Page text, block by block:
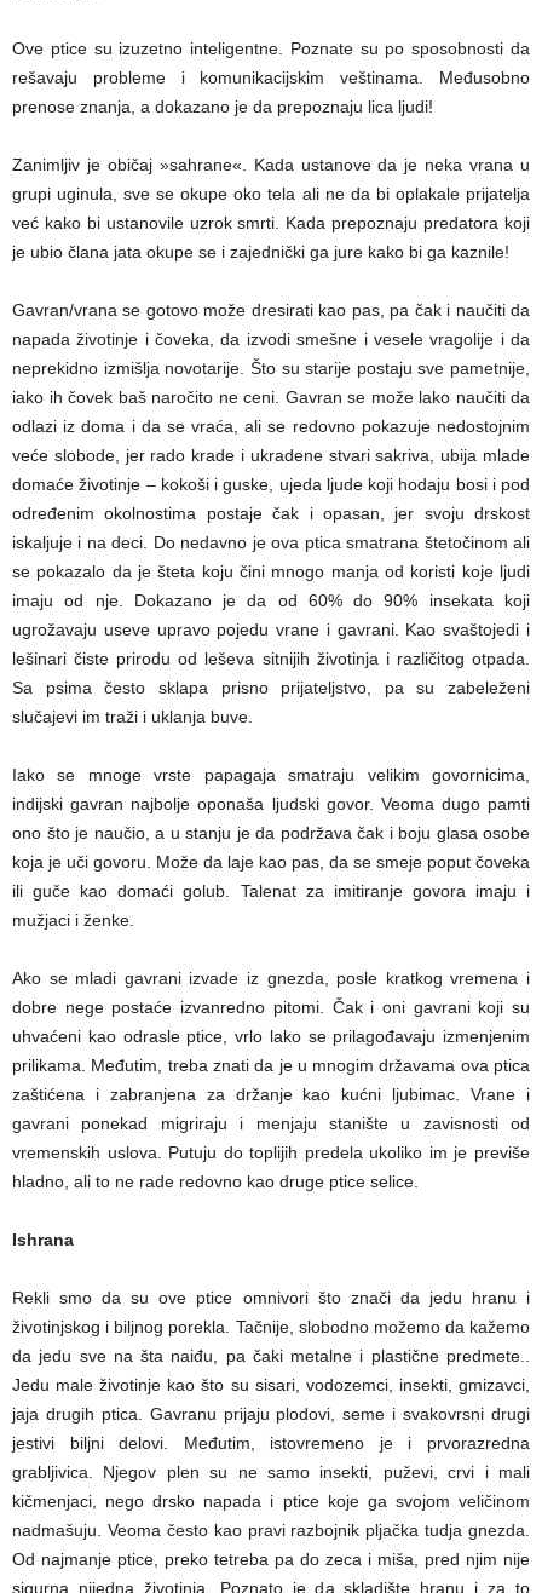
Ove ptice su izuzetno inteligentne. Poznate su po sposobnosti da
rešavaju probleme i komunikacijskim veštinama. Međusobno
prenose znanja, a dokazano je da prepoznaju lica ljudi!
Zanimljiv je običaj »sahrane«. Kada ustanove da je neka vrana u
grupi uginula, sve se okupe oko tela ali ne da bi oplakale prijatelja
već kako bi ustanovile uzrok smrti. Kada prepoznaju predatora koji
je ubio člana jata okupe se i zajednički ga jure kako bi ga kaznile!
Gavran/vrana se gotovo može dresirati kao pas, pa čak i naučiti da
napada životinje i čoveka, da izvodi smešne i vesele vragolije i da
neprekidno izmišlja novotarije. Što su starije postaju sve pametnije,
iako ih čovek baš naročito ne ceni. Gavran se može lako naučiti da
odlazi iz doma i da se vraća, ali se redovno pokazuje nedostojnim
veće slobode, jer rado krade i ukradene stvari sakriva, ubija mlade
domaće životinje – kokoši i guske, ujeda ljude koji hodaju bosi i pod
određenim okolnostima postaje čak i opasan, jer svoju drskost
iskaljuje i na deci. Do nedavno je ova ptica smatrana štetočinom ali
se pokazalo da je šteta koju čini mnogo manja od koristi koje ljudi
imaju od nje. Dokazano je da od 60% do 90% insekata koji
ugrožavaju useve upravo pojedu vrane i gavrani. Kao svaštojedi i
lešinari čiste prirodu od leševa sitnijih životinja i različitog otpada.
Sa psima često sklapa prisno prijateljstvo, pa su zabeleženi
slučajevi im traži i uklanja buve.
Iako se mnoge vrste papagaja smatraju velikim govornicima,
indijski gavran najbolje oponaša ljudski govor. Veoma dugo pamti
ono što je naučio, a u stanju je da podržava čak i boju glasa osobe
koja je uči govoru. Može da laje kao pas, da se smeje poput čoveka
ili guče kao domaći golub. Talenat za imitiranje govora imaju i
mužjaci i ženke.
Ako se mladi gavrani izvade iz gnezda, posle kratkog vremena i
dobre nege postaće izvanredno pitomi. Čak i oni gavrani koji su
uhvaćeni kao odrasle ptice, vrlo lako se prilagođavaju izmenjenim
prilikama. Međutim, treba znati da je u mnogim državama ova ptica
zaštićena i zabranjena za držanje kao kućni ljubimac. Vrane i
gavrani ponekad migriraju i menjaju stanište u zavisnosti od
vremenskih uslova. Putuju do toplijih predela ukoliko im je previše
hladno, ali to ne rade redovno kao druge ptice selice.
Ishrana
Rekli smo da su ove ptice omnivori što znači da jedu hranu i
životinjskog i biljnog porekla. Tačnije, slobodno možemo da kažemo
da jedu sve na šta naiđu, pa čaki metalne i plastične predmete..
Jedu male životinje kao što su sisari, vodozemci, insekti, gmizavci,
jaja drugih ptica. Gavranu prijaju plodovi, seme i svakovrsni drugi
jestivi biljni delovi. Međutim, istovremeno je i prvorazredna
grabljivica. Njegov plen su ne samo insekti, puževi, crvi i mali
kičmenjaci, nego drsko napada i ptice koje ga svojom veličinom
nadmašuju. Veoma često kao pravi razbojnik pljačka tudja gnezda.
Od najmanje ptice, preko tetreba pa do zeca i miša, pred njim nije
sigurna nijedna životinja. Poznato je da skladište hranu i za to